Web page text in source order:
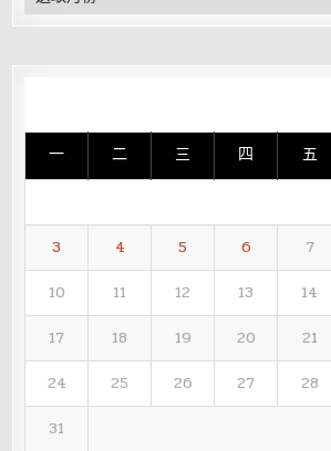
整
一 二 三 四 五
3
4 5 6 7
10
11 12 13 14
17
18 19 20 21
24
25 26 27 28
31